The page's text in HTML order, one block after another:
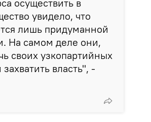
осуществить в
увидело, что
лишь придуманной
На самом деле они,
своих узкопартийных
власть", -